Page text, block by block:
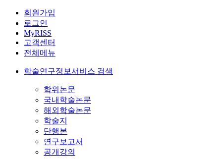
회원가입
로그인
MyRISS
고객센터
전체메뉴
학술연구정보서비스 검색
학위논문
국내학술논문
해외학술논문
학술지
단행본
연구보고서
공개강의